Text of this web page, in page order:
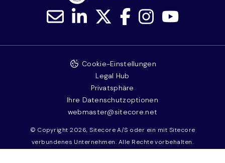
© Copyright 2026, Sitecore A/S oder ein mit Sitecore
verbundenes Unternehmen. Alle Rechte vorbehalten.
Cookie-Einstellungen
Legal Hub
Privatsphäre
Ihre Datenschutzoptionen
webmaster@sitecore.net